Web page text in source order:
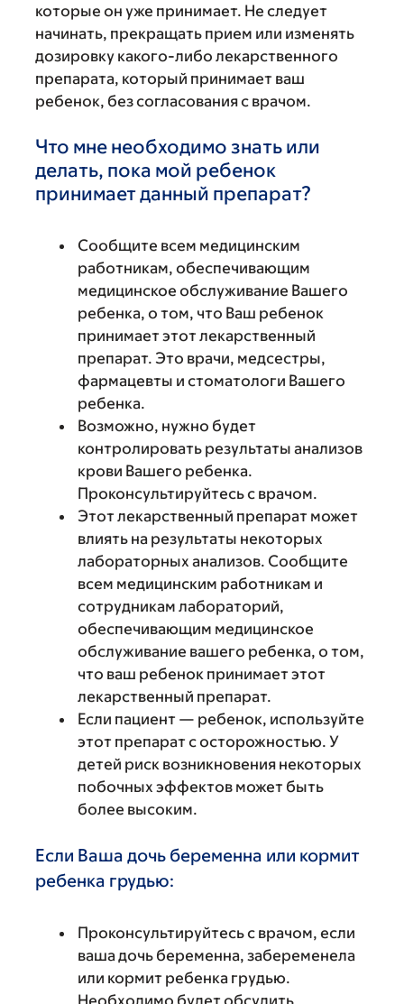
которые он уже принимает. Не следует
начинать, прекращать прием или изменять
дозировку какого-либо лекарственного
препарата, который принимает ваш
ребенок, без согласования с врачом.
Что мне необходимо знать или
делать, пока мой ребенок
принимает данный препарат?
Сообщите всем медицинским
работникам, обеспечивающим
медицинское обслуживание Вашего
ребенка, о том, что Ваш ребенок
принимает этот лекарственный
препарат. Это врачи, медсестры,
фармацевты и стоматологи Вашего
ребенка.
Возможно, нужно будет
контролировать результаты анализов
крови Вашего ребенка.
Проконсультируйтесь с врачом.
Этот лекарственный препарат может
влиять на результаты некоторых
лабораторных анализов. Сообщите
всем медицинским работникам и
сотрудникам лабораторий,
обеспечивающим медицинское
обслуживание вашего ребенка, о том,
что ваш ребенок принимает этот
лекарственный препарат.
Если пациент — ребенок, используйте
этот препарат с осторожностью. У
детей риск возникновения некоторых
побочных эффектов может быть
более высоким.
Если Ваша дочь беременна или кормит
ребенка грудью:
Проконсультируйтесь с врачом, если
ваша дочь беременна, забеременела
или кормит ребенка грудью.
Необходимо будет обсудить